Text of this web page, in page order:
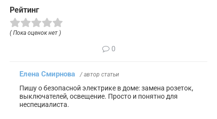
Рейтинг
( Пока оценок нет )
0
Елена Смирнова / автор статьи
Пишу о безопасной электрике в доме: замена розеток,
выключателей, освещение. Просто и понятно для
неспециалиста.